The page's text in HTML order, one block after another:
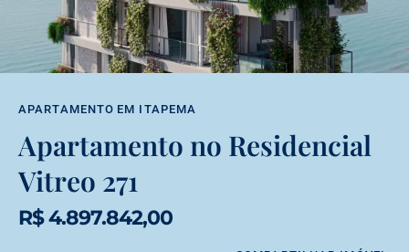
APARTAMENTO EM ITAPEMA
Apartamento no Residencial
Vitreo 271
R$ 4.897.842,00